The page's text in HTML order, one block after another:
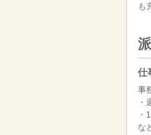
も
仕
事
・
・
な